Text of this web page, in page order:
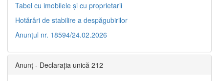
Tabel cu imobilele și cu proprietarii
Hotărâri de stabilire a despăgubirilor
Anunțul nr. 18594/24.02.2026
Anunț - Declarația unică 212